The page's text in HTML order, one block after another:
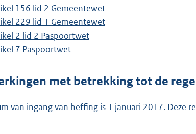
156 lid 2 Gemeentewet
229 lid 1 Gemeentewet
2 lid 2 Paspoortwet
7 Paspoortwet
met betrekking tot de
van ingang van heffing is 1 januari 2017. Deze